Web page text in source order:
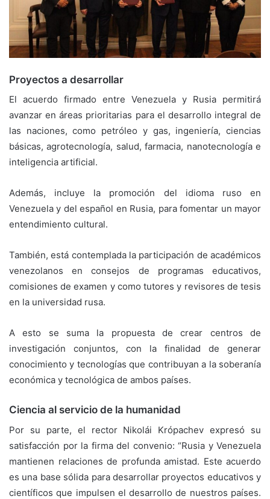
Proyectos a desarrollar
El acuerdo firmado entre Venezuela y Rusia permitirá
avanzar en áreas prioritarias para el desarrollo integral de
las naciones, como petróleo y gas, ingeniería, ciencias
básicas, agrotecnología, salud, farmacia, nanotecnología e
inteligencia artificial.
Además, incluye la promoción del idioma ruso en
Venezuela y del español en Rusia, para fomentar un mayor
entendimiento cultural.
También, está contemplada la participación de académicos
venezolanos en consejos de programas educativos,
comisiones de examen y como tutores y revisores de tesis
en la universidad rusa.
A esto se suma la propuesta de crear centros de
investigación conjuntos, con la finalidad de generar
conocimiento y tecnologías que contribuyan a la soberanía
económica y tecnológica de ambos países.
Ciencia al servicio de la humanidad
Por su parte, el rector Nikolái Krópachev expresó su
satisfacción por la firma del convenio: “Rusia y Venezuela
mantienen relaciones de profunda amistad. Este acuerdo
es una base sólida para desarrollar proyectos educativos y
científicos que impulsen el desarrollo de nuestros países.